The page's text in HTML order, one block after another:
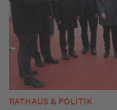
RATHAUS & POLITIK